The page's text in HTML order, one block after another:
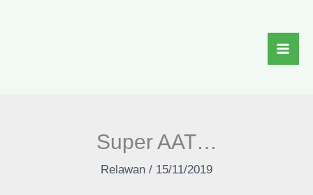
Super AAT…
Relawan / 15/11/2019